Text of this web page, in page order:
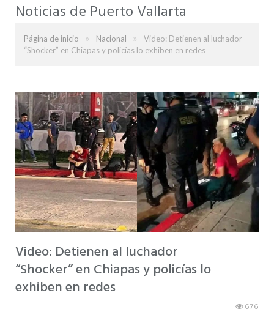
Noticias de Puerto Vallarta
Página de inicio » Nacional »
Video: Detienen al luchador
“Shocker” en Chiapas y policías lo exhiben en redes
Video: Detienen al luchador
“Shocker” en Chiapas y policías lo
exhiben en redes
676